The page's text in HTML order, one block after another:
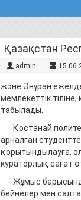
Қазақстан
admin
және Әнұран
мемлекеттік
табылады.
Қостанай
арналған
қорытындылауға,
кураторлық сағат
Жұмыс барысында
бейнелер мен